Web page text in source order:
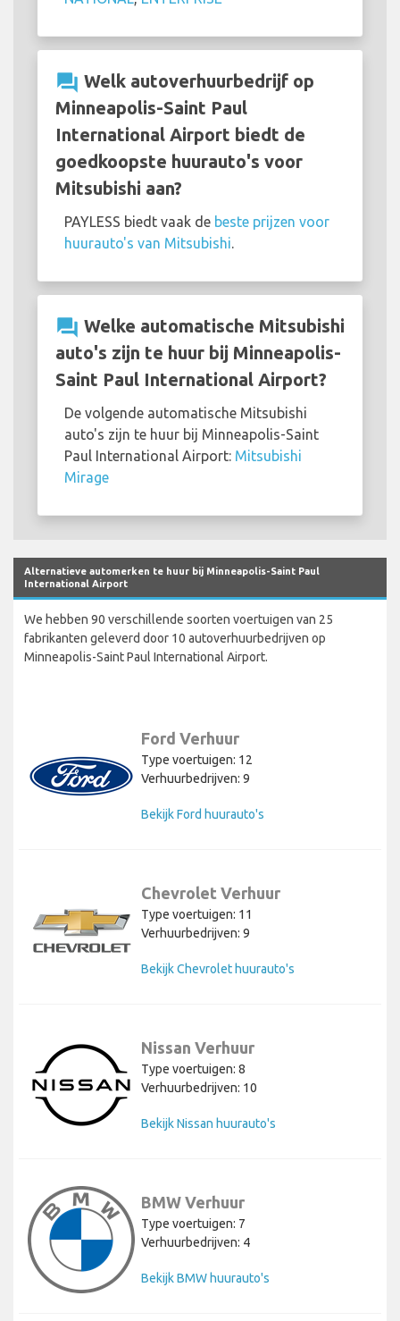
question_answer Welk autoverhuurbedrijf op
Minneapolis-Saint Paul
International Airport biedt de
goedkoopste huurauto's voor
Mitsubishi aan?
PAYLESS biedt vaak de beste prijzen voor
huurauto's van Mitsubishi.
question_answer Welke automatische Mitsubishi
auto's zijn te huur bij Minneapolis-
Saint Paul International Airport?
De volgende automatische Mitsubishi
auto's zijn te huur bij Minneapolis-Saint
Paul International Airport: Mitsubishi
Mirage
Alternatieve automerken te huur bij Minneapolis-Saint Paul
International Airport
We hebben 90 verschillende soorten voertuigen van 25
fabrikanten geleverd door 10 autoverhuurbedrijven op
Minneapolis-Saint Paul International Airport.
Ford Verhuur
Type voertuigen: 12
Verhuurbedrijven: 9
Bekijk Ford huurauto's
Chevrolet Verhuur
Type voertuigen: 11
Verhuurbedrijven: 9
Bekijk Chevrolet huurauto's
Nissan Verhuur
Type voertuigen: 8
Verhuurbedrijven: 10
Bekijk Nissan huurauto's
BMW Verhuur
Type voertuigen: 7
Verhuurbedrijven: 4
Bekijk BMW huurauto's